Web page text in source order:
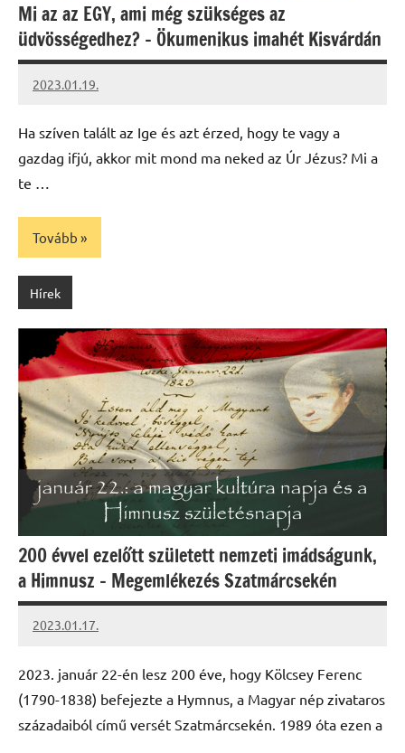
Mi az az EGY, ami még szükséges az
üdvösségedhez? – Ökumenikus imahét Kisvárdán
2023.01.19.
kovacs.agi
Ha szíven talált az Ige és azt érzed, hogy te vagy a
gazdag ifjú, akkor mit mond ma neked az Úr Jézus? Mi a
te …
Tovább
Hírek
200 évvel ezelőtt született nemzeti imádságunk,
a Himnusz – Megemlékezés Szatmárcsekén
2023.01.17.
kovacs.agi
2023. január 22-én lesz 200 éve, hogy Kölcsey Ferenc
(1790-1838) befejezte a Hymnus, a Magyar nép zivataros
századaiból című versét Szatmárcsekén. 1989 óta ezen a